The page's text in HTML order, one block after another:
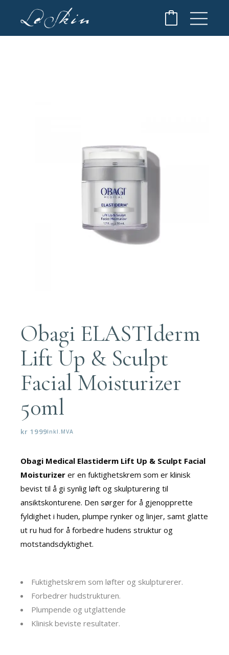
Obagi ELASTIderm
Lift Up & Sculpt
Facial Moisturizer
50ml
kr 1999Inkl.MVA
Obagi Medical Elastiderm Lift Up & Sculpt Facial
Moisturizerer en fuktighetskrem som er klinisk
bevist til å gi synlig løft og skulpturering til
ansiktskonturene. Den sørger for å gjenopprette
fyldighet i huden, plumpe rynker og linjer, samt glatte
ut ru hud for å forbedre hudens struktur og
motstandsdyktighet.
Fuktighetskrem som løfter og skulpturerer.
Forbedrer hudstrukturen.
Plumpende og utglattende
Klinisk beviste resultater.